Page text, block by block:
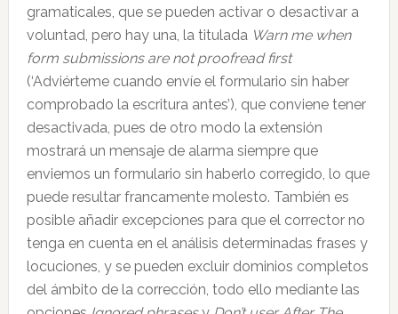
gramaticales, que se pueden activar o desactivar a
voluntad, pero hay una, la titulada Warn me when
form submissions are not proofread first
(‘Adviérteme cuando envíe el formulario sin haber
comprobado la escritura antes’), que conviene tener
desactivada, pues de otro modo la extensión
mostrará un mensaje de alarma siempre que
enviemos un formulario sin haberlo corregido, lo que
puede resultar francamente molesto. También es
posible añadir excepciones para que el corrector no
tenga en cuenta en el análisis determinadas frases y
locuciones, y se pueden excluir dominios completos
del ámbito de la corrección, todo ello mediante las